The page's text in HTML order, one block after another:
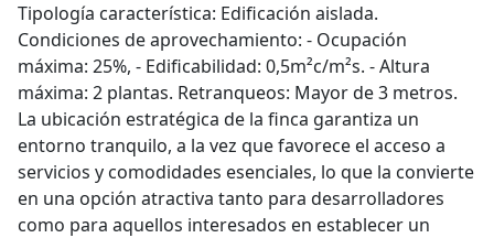
Tipología característica: Edificación aislada.
Condiciones de aprovechamiento: - Ocupación
máxima: 25%, - Edificabilidad: 0,5m²c/m²s. - Altura
máxima: 2 plantas. Retranqueos: Mayor de 3 metros.
La ubicación estratégica de la finca garantiza un
entorno tranquilo, a la vez que favorece el acceso a
servicios y comodidades esenciales, lo que la convierte
en una opción atractiva tanto para desarrolladores
como para aquellos interesados en establecer un